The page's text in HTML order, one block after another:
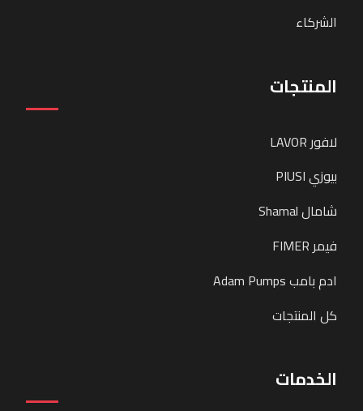
الشركاء
المنتجات
لافور LAVOR
بيوزي PIUSI
شامال Shamal
فيمر FIMER
ادم بامب Adam Pumps
كل المنتجات
الخدمات